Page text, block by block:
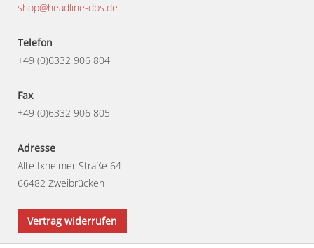
shop@headline-dbs.de
Telefon
+49 (0)6332 906 804
Fax
+49 (0)6332 906 805
Adresse
Alte Ixheimer Straße 64
66482 Zweibrücken
Vertrag widerrufen